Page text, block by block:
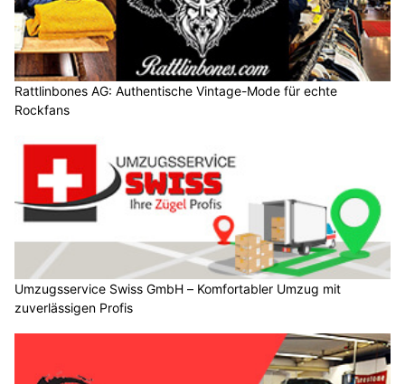
Rattlinbones AG: Authentische Vintage-Mode für echte
Rockfans
Umzugsservice Swiss GmbH – Komfortabler Umzug mit
zuverlässigen Profis